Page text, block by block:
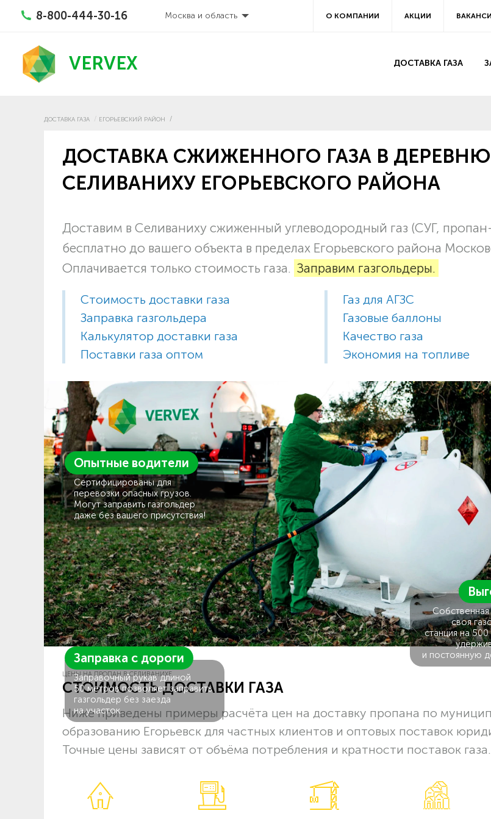
8-800-444-30-16 Москва и область О КОМПАНИИ АКЦИИ
VERVEX ДОСТАВКА ГАЗА
ДОСТАВКА ГАЗА ЕГОРЬЕВСКИЙ РАЙОН
ДОСТАВКА СЖИЖЕННОГО ГАЗА В ДЕРЕВНЮ
СЕЛИВАНИХУ ЕГОРЬЕВСКОГО РАЙОНА
Доставим в Селиваниху сжиженный углеводородный газ (СУГ,
бесплатно до вашего объекта в пределах Егорьевского района
Оплачивается только стоимость газа. Заправим газгольдеры.
Стоимость доставки газа
Заправка газгольдера
Калькулятор доставки газа
Поставки газа оптом
Газ для АГЗС
Газовые баллоны
Качество газа
Экономия на топливе
Опытные водители
Сертифицированы для
перевозки опасных грузов.
Могут заправить газгольдер
даже без вашего присутствия!
Заправка с дороги
Заправочный рукав длиной
50 метров позволяет заправить
газгольдер без заезда
на участок.
Собственная
своя
станция на
и постоянную
ЦЕНЫ НА ПРОПАН В СЕЛИВАНИХЕ
СТОИМОСТЬ ДОСТАВКИ ГАЗА
Ниже приведены примеры расчёта цен на доставку пропана по
образованию Егорьевск для частных клиентов и оптовых поставок
Точные цены зависят от объёма потребления и кратности поставок газа.